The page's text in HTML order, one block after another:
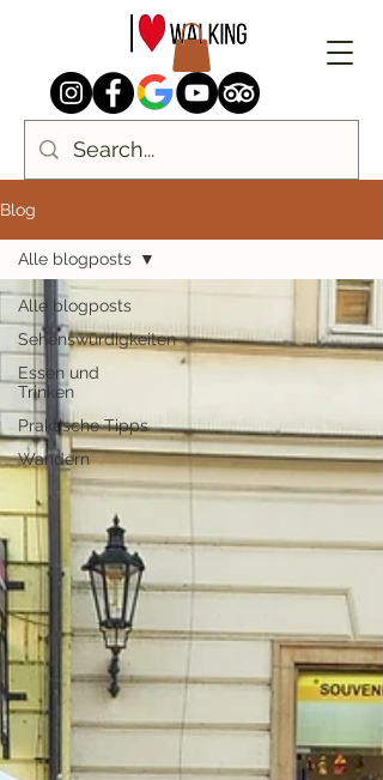
Blog
Alle blogposts
Sehenswürdigkeiten
Essen und
Trinken
Praktische Tipps
Wandern
Alle blogposts